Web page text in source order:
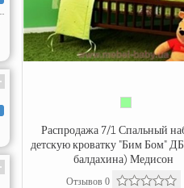
Распродажа 7/1 Спальный
детскую кроватку "Бим Бом"
балдахина) Медисон
Отзывов 0